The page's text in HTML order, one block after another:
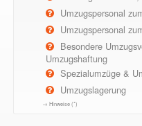
Umzugspersonal
Umzugspersonal
Besondere
Umzugshaftung
Spezialumzüge &
Umzugslagerung
→ Hinweise (*)